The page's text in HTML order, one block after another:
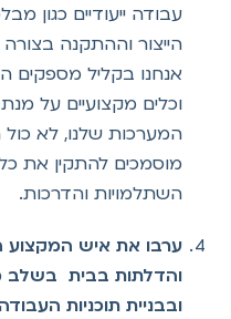
עבודה ייעודיים כגון
הייצור וההתקנה בצורה
אנחנו בקליל מספקים
וכלים מקצועיים על
המערכות שלנו, לא כול
מוסמכים להתקין את כל
השתלמויות והדרכות.
ערבו את איש המקצוע
והדלתות בבית בשלב
ובבניית תוכניות העבודה